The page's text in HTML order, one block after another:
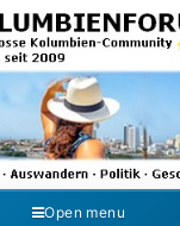
- Das
Geschichte und Visum in
im Kolumbienforum
Open menu